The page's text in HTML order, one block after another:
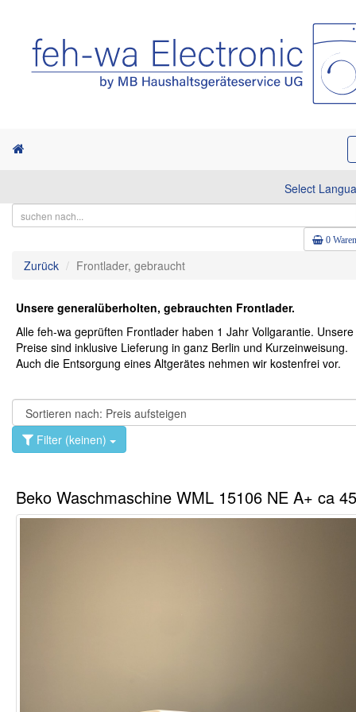
Select
0
Zurück Frontlader, gebraucht
Unsere generalüberholten, gebrauchten Frontlader.
Alle feh-wa geprüften Frontlader haben 1 Jahr Vollgarantie. Unsere
Preise sind inklusive Lieferung in ganz Berlin und Kurzeinweisung.
Auch die Entsorgung eines Altgerätes nehmen wir kostenfrei vor.
Filter (keinen)